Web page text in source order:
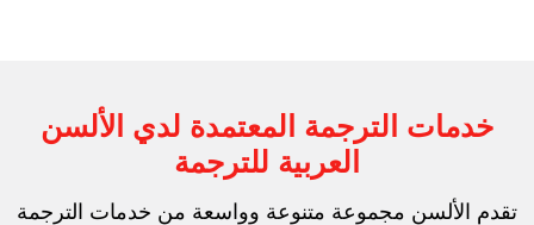
خدمات الترجمة المعتمدة لدي الألسن
العربية للترجمة
تقدم الألسن مجموعة متنوعة وواسعة من خدمات الترجمة